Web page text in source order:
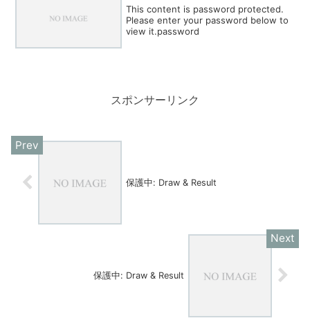
This content is password protected.
Please enter your password below to
view it.password
スポンサーリンク
保護中: Draw & Result
保護中: Draw & Result